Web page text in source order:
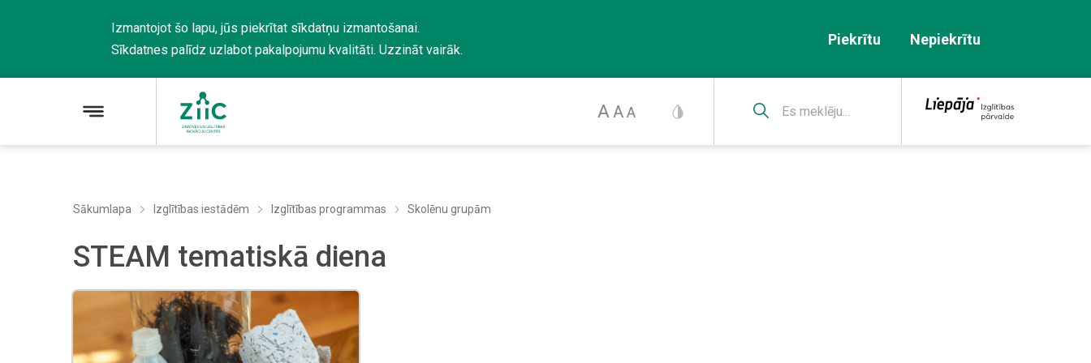
Izmantojot šo lapu, jūs piekrītat sīkdatņu izmantošanai.
Sīkdatnes palīdz uzlabot pakalpojumu kvalitāti. Uzzināt vairāk.
Piekrītu Nepiekrītu
A AA
Sākumlapa Izglītības iestādēm Izglītības programmas Skolēnu grupām
STEAM tematiskā diena